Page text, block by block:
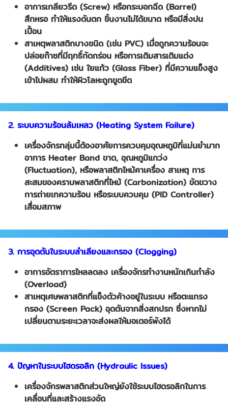
อาการเกลียวรีด (Screw) หรือกระบอกฉีด (Barrel)
สึกหรอ ทำให้แรงดันตก ชิ้นงานไม่ได้ขนาด หรือมีสิ่งปน
เปื้อน
สาเหตุพลาสติกบางชนิด (เช่น PVC) เมื่อถูกความร้อนจะ
ปล่อยก๊าซที่มีฤทธิ์กัดกร่อน หรือการเติมสารเติมแต่ง
(Additives) เช่น ใยแก้ว (Glass Fiber) ที่มีความแข็งสูง
เข้าไปผสม ทำให้ผิวโลหะถูกขูดขีด
2. ระบบความร้อนล้มเหลว (Heating System Failure)
เครื่องจักรกลุ่มนี้ต้องอาศัยการควบคุมอุณหภูมิที่แม่นยำมาก
อาการ Heater Band ขาด, อุณหภูมิแกว่ง
(Fluctuation), หรือพลาสติกไหม้คาเครื่อง สาเหตุ การ
สะสมของคราบพลาสติกที่ไหม้ (Carbonization) ขัดขวาง
การถ่ายเทความร้อน หรือระบบควบคุม (PID Controller)
เสื่อมสภาพ
3. การอุดตันในระบบลำเลียงและกรอง (Clogging)
อาการอัตราการไหลลดลง เครื่องจักรทำงานหนักเกินกำลัง
(Overload)
สาเหตุเศษพลาสติกที่แข็งตัวค้างอยู่ในระบบ หรือตะแกรง
กรอง (Screen Pack) อุดตันจากสิ่งสกปรก ซึ่งหากไม่
เปลี่ยนตามระยะเวลาจะส่งผลให้มอเตอร์พังได้
4. ปัญหาในระบบไฮดรอลิก (Hydraulic Issues)
เครื่องจักรพลาสติกส่วนใหญ่ยังใช้ระบบไฮดรอลิกในการ
เคลื่อนที่และสร้างแรงอัด